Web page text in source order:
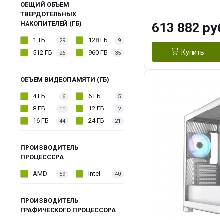
ОБЩИЙ ОБЪЕМ
ТВЕРДОТЕЛЬНЫХ
НАКОПИТЕЛЕЙ (ГБ)
1 ТБ 29 128 ГБ 9
512 ГБ 26 960 ГБ 35
ОБЪЕМ ВИДЕОПАМЯТИ (ГБ)
4 ГБ 6 6 ГБ 5
8 ГБ 10 12 ГБ 2
16 ГБ 44 24 ГБ 21
ПРОИЗВОДИТЕЛЬ
ПРОЦЕССОРА
AMD 59 Intel 40
ПРОИЗВОДИТЕЛЬ
ГРАФИЧЕСКОГО ПРОЦЕССОРА
Turbo/ 960 ГБ
613 882
Купить